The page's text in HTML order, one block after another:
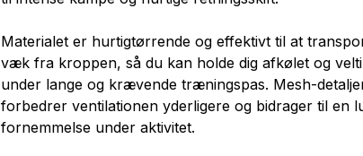
Materialet er hurtigtørrende og effektivt til at
væk fra kroppen, så du kan holde dig afkølet og
under lange og krævende træningspas. Mesh-
forbedrer ventilationen yderligere og bidrager til en
fornemmelse under aktivitet.